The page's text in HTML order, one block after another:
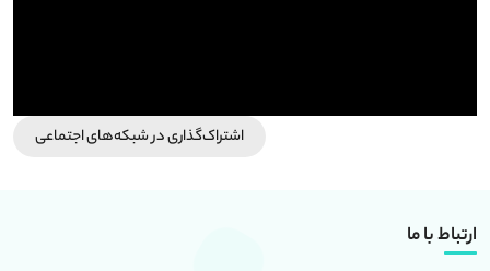
اشتراک‌گذاری در شبکه‎‌های اجتماعی
ارتباط با ما